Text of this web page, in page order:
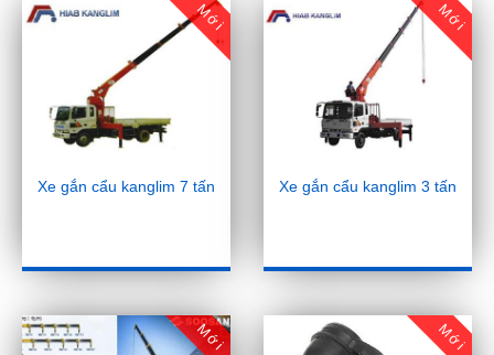
Mới
Xe gắn cẩu kanglim 7 tấn
Mới
Xe gắn cẩu kanglim 3 tấn
Mới Mới